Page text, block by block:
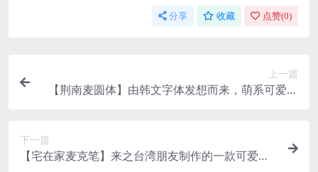
分享 收藏 点赞(0)
上一篇
【荆南麦圆体】由韩文字体发想而来，萌系可爱手
下一篇
【宅在家麦克笔】来之台湾朋友制作的一款可爱有